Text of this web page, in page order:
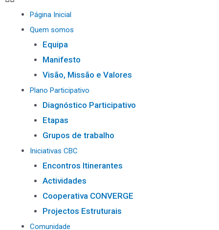
Página Inicial
Quem somos
Equipa
Manifesto
Visão, Missão e Valores
Plano Participativo
Diagnóstico Participativo
Etapas
Grupos de trabalho
Iniciativas CBC
Encontros Itinerantes
Actividades
Cooperativa CONVERGE
Projectos Estruturais
Comunidade